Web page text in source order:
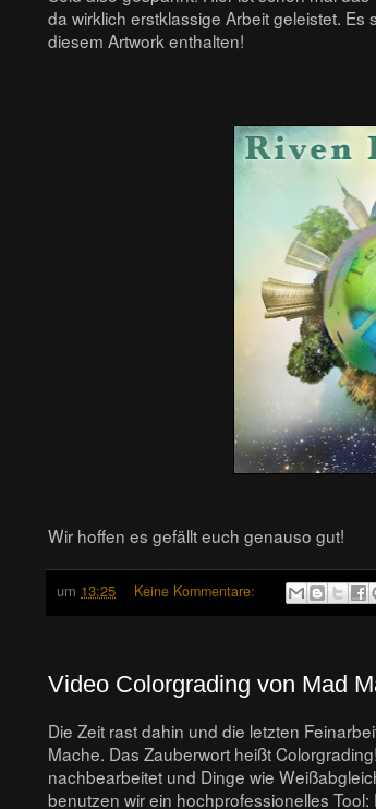
da wirklich erstklassige Arbeit geleistet.
diesem Artwork enthalten!
Wir hoffen es gefällt euch genauso gut!
um 13:25 Keine Kommentare:
Video Colorgrading von Mad
Die Zeit rast dahin und die letzten
Mache. Das Zauberwort heißt
nachbearbeitet und Dinge wie
benutzen wir ein hochprofessionelles